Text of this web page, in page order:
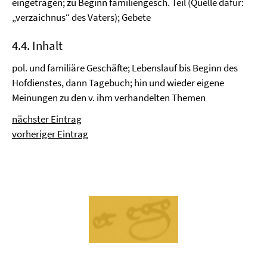
„verzaichnus“ des Vaters); Gebete
4.4. Inhalt
pol. und familiäre Geschäfte; Lebenslauf bis Beginn des
Hofdienstes, dann Tagebuch; hin und wieder eigene
Meinungen zu den v. ihm verhandelten Themen
nächster Eintrag
vorheriger Eintrag